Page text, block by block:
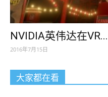
NVIDIA英伟达在VR...
2016年7月15日
大家都在看